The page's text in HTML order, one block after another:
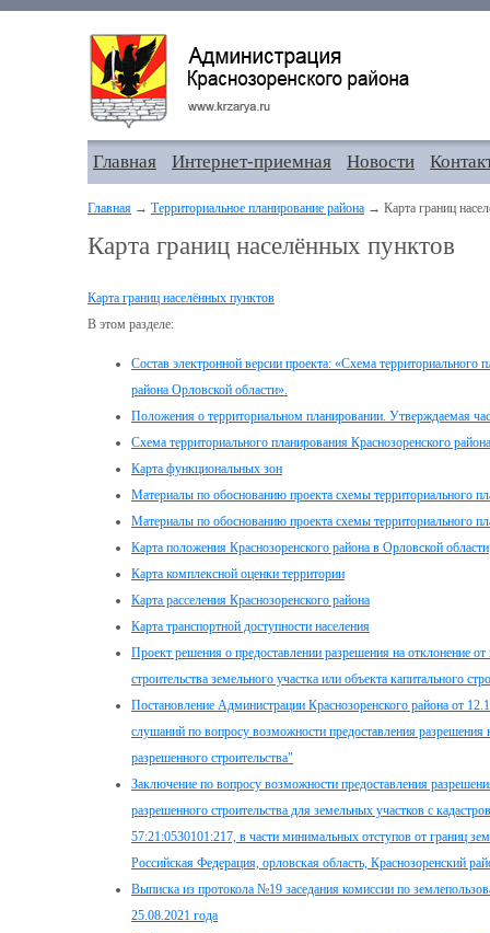
Главная Интернет-приемная Новости
Главная → Территориальное планирование района → Карта границ
Карта границ населённых пунктов
Карта границ населённых пунктов
В этом разделе:
Состав электронной версии проекта: «Схема территориального
района Орловской области».
Положения о территориальном планировании. Утверждаемая
Схема территориального планирования Краснозоренского района
Карта функциональных зон
Материалы по обоснованию проекта схемы территориального
Материалы по обоснованию проекта схемы территориального
Карта положения Краснозоренского района в Орловской области
Карта комплексной оценки территории
Карта расселения Краснозоренского района
Карта транспортной доступности населения
Проект решения о предоставлении разрешения на отклонение
строительства земельного участка или объекта капитального
Постановление Администрации Краснозоренского района от
слушаний по вопросу возможности предоставления разрешения
разрешенного строительства"
Заключение по вопросу возможности предоставления
разрешенного строительства для земельных участков с
57:21:0530101:217, в части минимальных отступов от границ
Российская Федерация, орловская область, Краснозоренский
Выписка из протокола №19 заседания комиссии по
25.08.2021 года